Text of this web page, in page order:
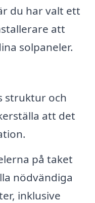
du har valt ett
att
solpaneler.
struktur och
att det
på taket
nödvändiga
inklusive